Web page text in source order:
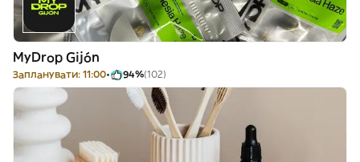
MyDrop Gijón
Запланувати: 11:00 94%(102)